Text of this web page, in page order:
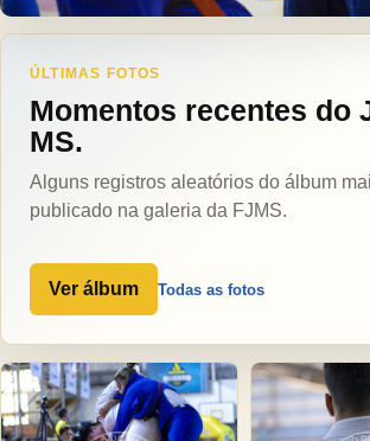
ÚLTIMAS FOTOS
Momentos recentes do
MS.
Alguns registros aleatórios do álbum
publicado na galeria da FJMS.
Ver álbum Todas as fotos